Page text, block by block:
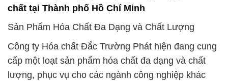
chất tại Thành phố Hồ Chí Minh
Sản Phẩm Hóa Chất Đa Dạng và Chất Lượng
Công ty Hóa chất Đắc Trường Phát hiện đang cung
cấp một loạt sản phẩm hóa chất đa dạng và chất
lượng, phục vụ cho các ngành công nghiệp khác